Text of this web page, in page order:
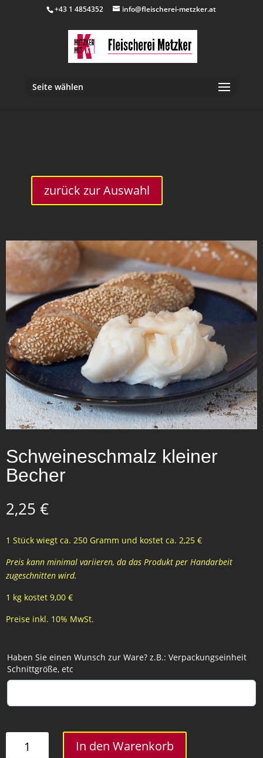
+43 1 4854352 info@fleischerei-metzker.at
Seite wählen
zurück zur Auswahl
Schweineschmalz kleiner
Becher
2,25 €
1 Stück wiegt ca. 250 Gramm und kostet ca. 2,25 €
Preis kann minimal variieren, da das Produkt per Handarbeit
zugeschnitten wird.
1 kg kostet 9,00 €
Preise inkl. 10% MwSt.
Haben Sie einen Wunsch zur Ware? z.B.: Verpackungseinheit
Schnittgröße, etc
kleiner
In den Warenkorb